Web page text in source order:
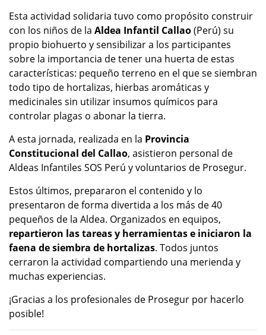
Esta actividad solidaria tuvo como propósito construir
con los niños de la Aldea Infantil Callao(Perú) su
propio biohuerto y sensibilizar a los participantes
sobre la importancia de tener una huerta de estas
características: pequeño terreno en el que se siembran
todo tipo de hortalizas, hierbas aromáticas y
medicinales sin utilizar insumos químicos para
controlar plagas o abonar la tierra.
A esta jornada, realizada en la Provincia
Constitucional del Callao, asistieron personal de
Aldeas Infantiles SOS Perú y voluntarios de Prosegur.
Estos últimos, prepararon el contenido y lo
presentaron de forma divertida a los más de 40
pequeños de la Aldea. Organizados en equipos,
repartieron las tareas y herramientas e iniciaron la
faena de siembra de hortalizas. Todos juntos
cerraron la actividad compartiendo una merienda y
muchas experiencias.
¡Gracias a los profesionales de Prosegur por hacerlo
posible!